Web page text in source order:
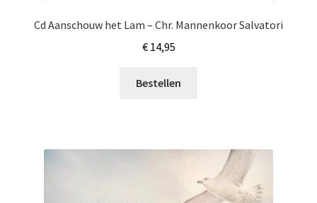
Cd Aanschouw het Lam – Chr. Mannenkoor Salvatori
€14,95
Bestellen